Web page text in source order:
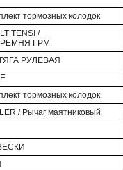
тормозных колодок
TENSI /
ГРМ
ТЯГА РУЛЕВАЯ
тормозных колодок
/ Рычаг маятниковый